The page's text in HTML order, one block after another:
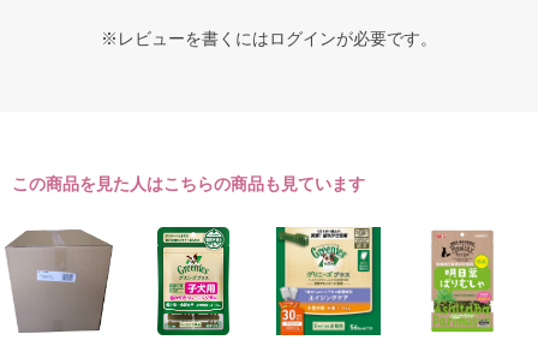
※レビューを書くにはログインが必要です。
この商品を見た人はこちらの商品も見ています